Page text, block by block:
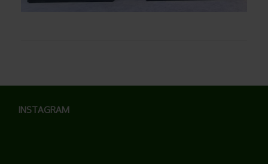
INSTAGRAM